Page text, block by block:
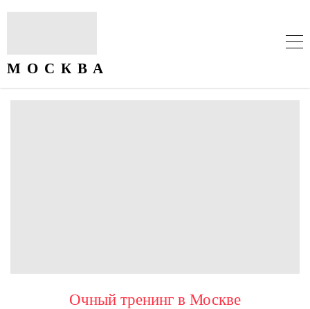
Очный тренинг в Москве